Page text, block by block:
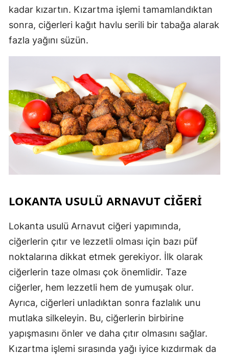
kadar kızartın. Kızartma işlemi tamamlandıktan
sonra, ciğerleri kağıt havlu serili bir tabağa alarak
fazla yağını süzün.
LOKANTA USULÜ ARNAVUT CIĞERI
Lokanta usulü Arnavut ciğeri yapımında,
ciğerlerin çıtır ve lezzetli olması için bazı püf
noktalarına dikkat etmek gerekiyor. İlk olarak
ciğerlerin taze olması çok önemlidir. Taze
ciğerler, hem lezzetli hem de yumuşak olur.
Ayrıca, ciğerleri unladıktan sonra fazlalık unu
mutlaka silkeleyin. Bu, ciğerlerin birbirine
yapışmasını önler ve daha çıtır olmasını sağlar.
Kızartma işlemi sırasında yağı iyice kızdırmak da